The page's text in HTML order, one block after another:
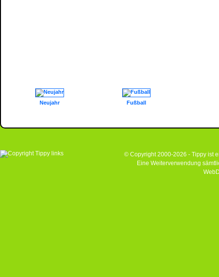
Neujahr Fußball
© Copyright 2000-2026 - Tippy ist
Eine Weiterverwendung